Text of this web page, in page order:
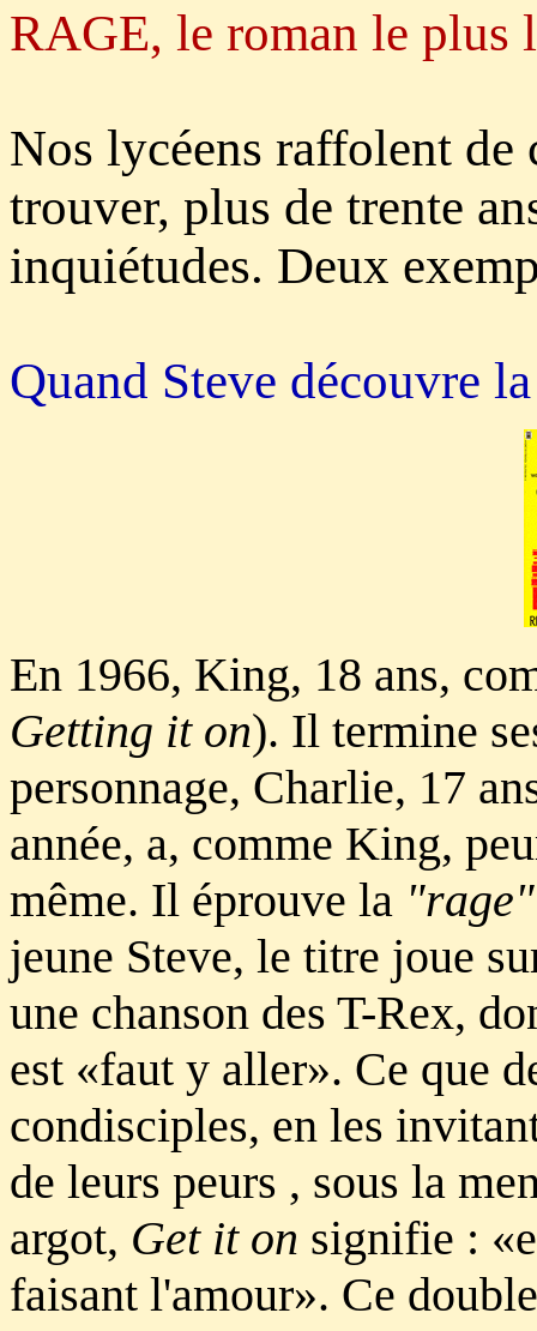
RAGE, le roman le plus
Nos lycéens raffolent
trouver, plus de trente
inquiétudes. Deux
Quand Steve découvre
En 1966, King, 18 ans,
Getting it on). Il termine
personnage, Charlie, 17
année, a, comme King,
même. Il éprouve la "rage"
jeune Steve, le titre joue
une chanson des T-Rex,
est «faut y aller». Ce que
condisciples, en les
de leurs peurs , sous la
argot, Get it on signifie :
faisant l'amour». Ce